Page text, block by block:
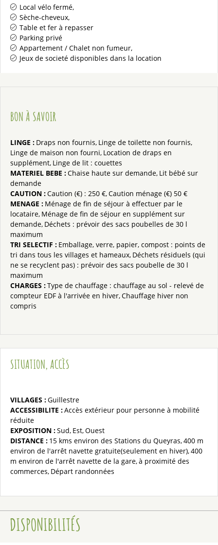
Local vélo fermé
Sèche-cheveux
Table et fer à repasser
Parking privé
Appartement / Chalet non fumeur
Jeux de societé disponibles dans la location
BON À SAVOIR
LINGE : Draps non fournis Linge de toilette non fournis
Linge de maison non fourni Location de draps en
supplément Linge de lit : couettes
MATERIEL BEBE :Chaise haute sur demande Lit bébé sur
demande
CAUTION :Caution (€) : 250 € Caution ménage (€) 50 €
MENAGE : Ménage de fin de séjour à effectuer par le
locataire Ménage de fin de séjour en supplément sur
demande Déchets : prévoir des sacs poubelles de 30 l
maximum
TRI SELECTIF : Emballage, verre, papier, compost : points de
tri dans tous les villages et hameaux Déchets résiduels (qui
ne se recyclent pas) : prévoir des sacs poubelle de 30 l
maximum
CHARGES :Type de chauffage : chauffage au sol - relevé de
compteur EDF à l'arrivée en hiver Chauffage hiver non
compris
SITUATION, ACCÈS
VILLAGES :Guillestre
ACCESSIBILITE :Accès extérieur pour personne à mobilité
réduite
EXPOSITION :Sud Est Ouest
DISTANCE : 15 kms environ des Stations du Queyras 400 m
environ de l'arrêt navette gratuite(seulement en hiver) 400
m environ de l'arrêt navette de la gare à proximité des
commerces Départ randonnées
DISPONIBILITÉS